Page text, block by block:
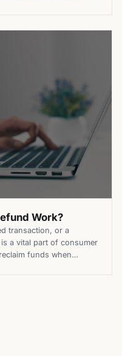
os principais
Work?
transaction, or a
a vital part of consumer
funds when